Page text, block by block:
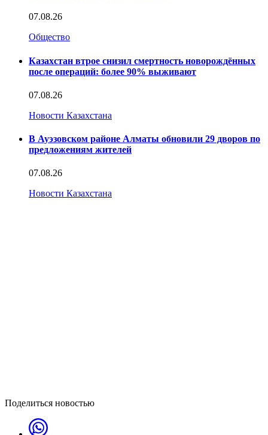
07.08.26
Общество
Казахстан втрое снизил смертность новорождённых
после операций: более 90% выживают
07.08.26
Новости Казахстана
В Ауэзовском районе Алматы обновили 29 дворов по
предложениям жителей
07.08.26
Новости Казахстана
Поделиться новостью